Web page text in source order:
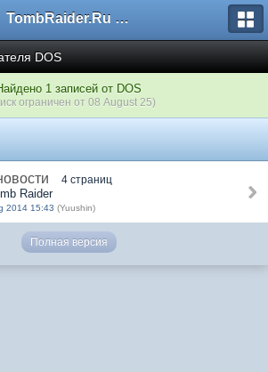
TombRaider.Ru - Форумы
DOS
1 записей от DOS
ограничен от 08 August 25)
4 страниц
Raider
2014 15:43 (Yuushin)
Полная версия